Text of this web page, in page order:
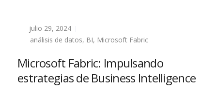
julio 29, 2024
análisis de datos, BI, Microsoft Fabric
Microsoft Fabric: Impulsando
estrategias de Business Intelligence